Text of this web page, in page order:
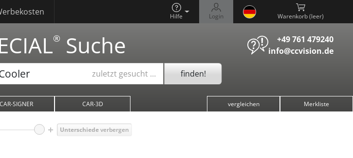
Hilfe Login Warenkorb ( )
® Suche
+49 761 479240
info@ccvision.de
zuletzt gesucht … finden!
CAR-SIGNER CAR-3D vergleichen Merkliste
Unterschiedeverbergen